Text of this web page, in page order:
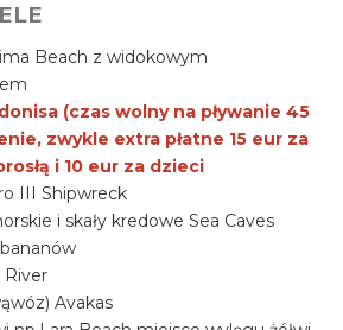
Beach z widokowym
(czas wolny na pływanie 45
zwykle extra płatne 15 eur za
i 10 eur za dzieci
III Shipwreck
i skały kredowe Sea Caves
Avakas